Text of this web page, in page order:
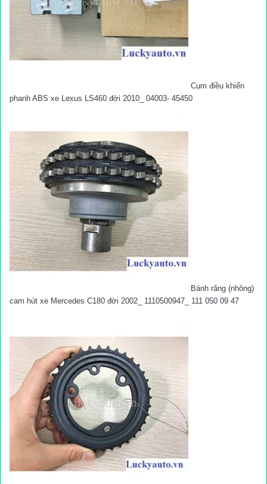
Cụm điều khiển
phanh ABS xe Lexus LS460 đời 2010_ 04003- 45450
Bánh răng (nhông)
cam hút xe Mercedes C180 đời 2002_ 1110500947_ 111 050 09 47